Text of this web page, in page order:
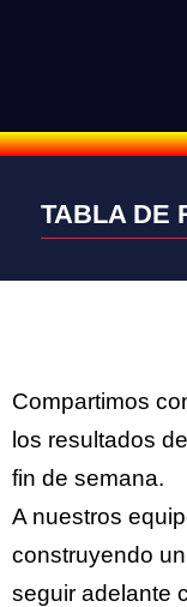
TABLA DE
Compartimos
los resultados
fin de semana.
A nuestros
construyendo
seguir adelante